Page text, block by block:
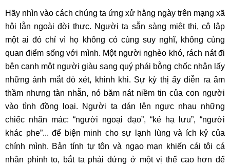
Hãy nhìn vào cách chúng ta ứng xử hằng ngày trên mạng xã
hội lẫn ngoài đời thực. Người ta sẵn sàng miệt thị, cô lập
một ai đó chỉ vì họ không có cùng suy nghĩ, không cùng
quan điểm sống với mình. Một người nghèo khó, rách nát đi
bên cạnh một người giàu sang quý phái bỗng chốc nhận lấy
những ánh mắt dò xét, khinh khi. Sự kỳ thị ấy diễn ra âm
thầm nhưng tàn nhẫn, nó băm nát niềm tin của con người
vào tình đồng loại. Người ta dán lên ngực nhau những
chiếc nhãn mác: “người ngoại đạo”, “kẻ hạ lưu”, “người
khác phe”... để biện minh cho sự lạnh lùng và ích kỷ của
chính mình. Bản tính tự tôn và ngạo mạn khiến cái tôi cá
nhân phình to, bắt ta phải đứng ở một vị thế cao hơn để